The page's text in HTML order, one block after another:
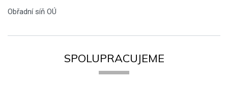
Obřadní síň OÚ
SPOLUPRACUJEME